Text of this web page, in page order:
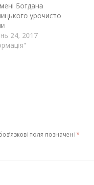
Богдана
урочисто
24, 2017
поля позначені *